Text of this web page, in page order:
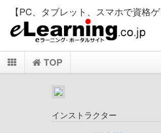
【PC、タブレット、スマホで資格
TOP
インストラクター